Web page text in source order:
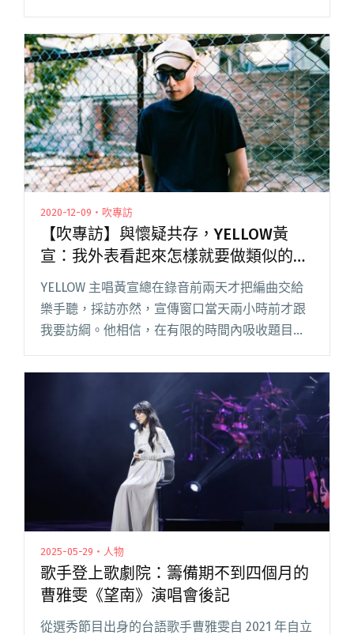
燈光師，若不是 COVID-19 來攪局，現在他們應
該頻繁進出機場，飛往各地的巡迴。 燈光師的生
活像一條用力拉緊的閱讀全文 "【專訪】演唱會
燈光師伍翔麟、沈佳穎：你是在做一場秀，還是
在玩燈？"
2020-12-09・吹專訪
【吹專訪】與懷疑共存，YELLOW黃
宣：我外表看起來怎樣就要做類似的音
樂嗎？
YELLOW 主唱黃宣總在錄音前兩天才把編曲交給
樂手聽，採訪亦然，宣傳窗口當天兩小時前才跟
我要訪綱。他相信，在有限的時間內吸收題目，
保持一定程度的陌生，才能在現場迸發出奇的答
案。 老實講，我不知道他到底有沒有讀訪綱，但
在坐定錄音前，他似乎已閱讀全文 "【吹專訪】
與懷疑共存，YELLOW黃宣：我外表看起來怎樣就
要做類似的音樂嗎？"
2025-05-29・人物
歌手登上歌劇院：籌備期不到四個月的
曹雅雯《望南》演唱會後記
從選秀節目出身的台語歌手曹雅雯自 2021 年自立